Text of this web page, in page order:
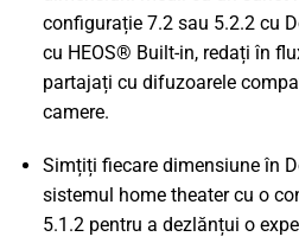
configurație 7.2 sau 5.2.2 cu
cu HEOS® Built-in, redați în
partajați cu difuzoarele
camere.
Simțiți fiecare dimensiune în
sistemul home theater cu o
5.1.2 pentru a dezlănțui o